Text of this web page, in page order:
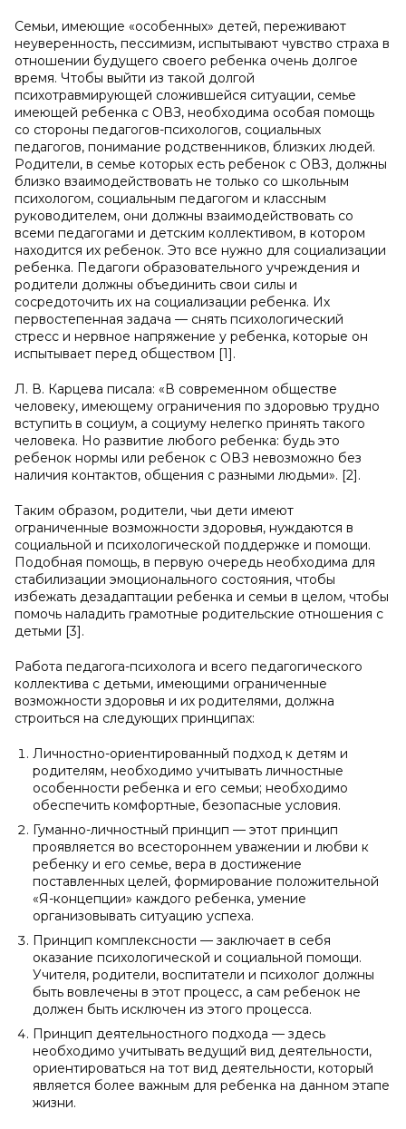
Семьи, имеющие «особенных» детей, переживают
неуверенность, пессимизм, испытывают чувство страха в
отношении будущего своего ребенка очень долгое
время. Чтобы выйти из такой долгой
психотравмирующей сложившейся ситуации, семье
имеющей ребенка с ОВЗ, необходима особая помощь
со стороны педагогов-психологов, социальных
педагогов, понимание родственников, близких людей.
Родители, в семье которых есть ребенок с ОВЗ, должны
близко взаимодействовать не только со школьным
психологом, социальным педагогом и классным
руководителем, они должны взаимодействовать со
всеми педагогами и детским коллективом, в котором
находится их ребенок. Это все нужно для социализации
ребенка. Педагоги образовательного учреждения и
родители должны объединить свои силы и
сосредоточить их на социализации ребенка. Их
первостепенная задача — снять психологический
стресс и нервное напряжение у ребенка, которые он
испытывает перед обществом [1].
Л. В. Карцева писала: «В современном обществе
человеку, имеющему ограничения по здоровью трудно
вступить в социум, а социуму нелегко принять такого
человека. Но развитие любого ребенка: будь это
ребенок нормы или ребенок с ОВЗ невозможно без
наличия контактов, общения с разными людьми». [2].
Таким образом, родители, чьи дети имеют
ограниченные возможности здоровья, нуждаются в
социальной и психологической поддержке и помощи.
Подобная помощь, в первую очередь необходима для
стабилизации эмоционального состояния, чтобы
избежать дезадаптации ребенка и семьи в целом, чтобы
помочь наладить грамотные родительские отношения с
детьми [3].
Работа педагога-психолога и всего педагогического
коллектива с детьми, имеющими ограниченные
возможности здоровья и их родителями, должна
строиться на следующих принципах:
Личностно-ориентированный подход к детям и
родителям, необходимо учитывать личностные
особенности ребенка и его семьи; необходимо
обеспечить комфортные, безопасные условия.
Гуманно-личностный принцип — этот принцип
проявляется во всестороннем уважении и любви к
ребенку и его семье, вера в достижение
поставленных целей, формирование положительной
«Я-концепции» каждого ребенка, умение
организовывать ситуацию успеха.
Принцип комплексности — заключает в себя
оказание психологической и социальной помощи.
Учителя, родители, воспитатели и психолог должны
быть вовлечены в этот процесс, а сам ребенок не
должен быть исключен из этого процесса.
Принцип деятельностного подхода — здесь
необходимо учитывать ведущий вид деятельности,
ориентироваться на тот вид деятельности, который
является более важным для ребенка на данном этапе
жизни.